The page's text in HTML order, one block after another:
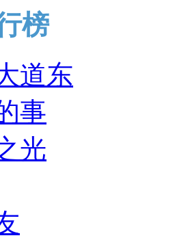
榜
道东
事
光